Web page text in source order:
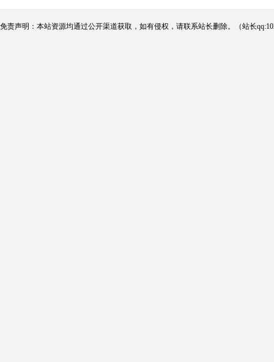
免责声明：本站资源均通过公开渠道获取，如有侵权，请联系站长删除。（站长